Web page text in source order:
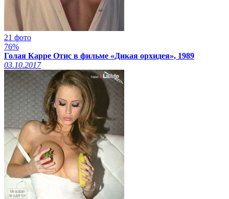
21 фото
76%
Голая Карре Отис в фильме «Дикая орхидея», 1989
03.10.2017